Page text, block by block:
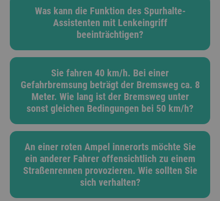
Was kann die Funktion des Spurhalte-
Assistenten mit Lenkeingriff
beeinträchtigen?
Sie fahren 40 km/h. Bei einer
Gefahrbremsung beträgt der Bremsweg ca. 8
Meter. Wie lang ist der Bremsweg unter
sonst gleichen Bedingungen bei 50 km/h?
An einer roten Ampel innerorts möchte Sie
ein anderer Fahrer offensichtlich zu einem
Straßenrennen provozieren. Wie sollten Sie
sich verhalten?